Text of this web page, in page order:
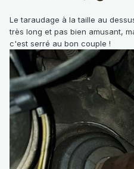
Le taraudage à la taille au
très long et pas bien amusant,
c'est serré au bon couple !